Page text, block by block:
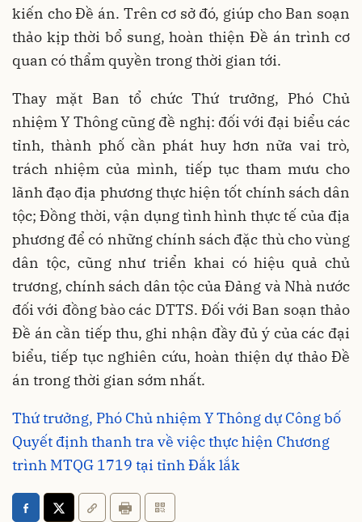
kiến cho Đề án. Trên cơ sở đó, giúp cho Ban soạn
thảo kịp thời bổ sung, hoàn thiện Đề án trình cơ
quan có thẩm quyền trong thời gian tới.
Thay mặt Ban tổ chức Thứ trưởng, Phó Chủ
nhiệm Y Thông cũng đề nghị: đối với đại biểu các
tỉnh, thành phố cần phát huy hơn nữa vai trò,
trách nhiệm của mình, tiếp tục tham mưu cho
lãnh đạo địa phương thực hiện tốt chính sách dân
tộc; Đồng thời, vận dụng tình hình thực tế của địa
phương để có những chính sách đặc thù cho vùng
dân tộc, cũng như triển khai có hiệu quả chủ
trương, chính sách dân tộc của Đảng và Nhà nước
đối với đồng bào các DTTS. Đối với Ban soạn thảo
Đề án cần tiếp thu, ghi nhận đầy đủ ý của các đại
biểu, tiếp tục nghiên cứu, hoàn thiện dự thảo Đề
án trong thời gian sớm nhất.
Thứ trưởng, Phó Chủ nhiệm Y Thông dự Công bố
Quyết định thanh tra về việc thực hiện Chương
trình MTQG 1719 tại tỉnh Đắk lắk